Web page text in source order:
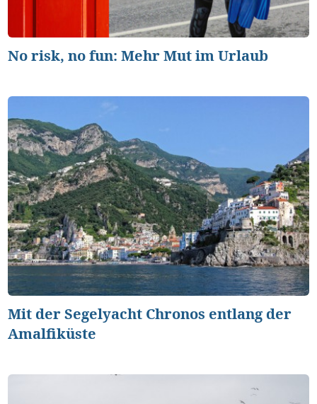
No risk, no fun: Mehr Mut im Urlaub
Mit der Segelyacht Chronos entlang der
Amalfiküste